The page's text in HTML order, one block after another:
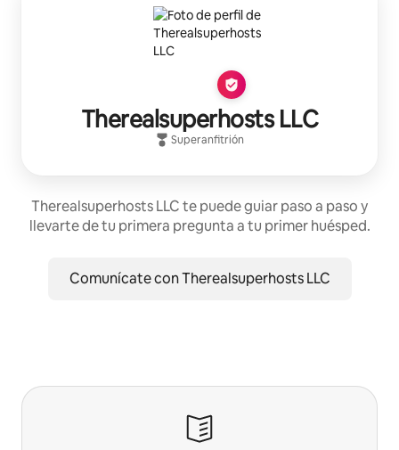
Therealsuperhosts LLC
Superanfitrión
Therealsuperhosts LLC te puede guiar paso a paso y
llevarte de tu primera pregunta a tu primer huésped.
Comunícate con Therealsuperhosts LLC